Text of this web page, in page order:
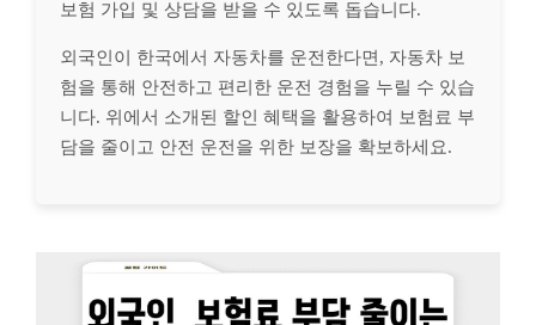
보험 가입 및 상담을 받을 수 있도록 돕습니다.
외국인이 한국에서 자동차를 운전한다면, 자동차 보
험을 통해 안전하고 편리한 운전 경험을 누릴 수 있습
니다. 위에서 소개된 할인 혜택을 활용하여 보험료 부
담을 줄이고 안전 운전을 위한 보장을 확보하세요.